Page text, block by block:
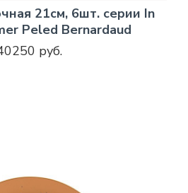
21см, 6шт. серии In
Peled Bernardaud
руб.